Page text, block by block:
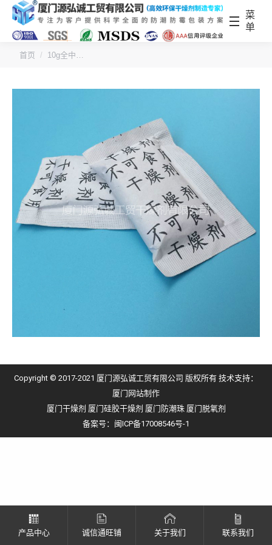
菜
单
您的位置：
首页 10g全中…
Copyright © 2017-2021 厦门源弘诚工贸有限公司 版权所有 技术支持：
厦门网站制作
厦门干燥剂 厦门硅胶干燥剂 厦门防潮珠 厦门脱氧剂
备案号： 闽ICP备17008546号-1
产品中心 诚信通旺铺 关于我们 联系我们